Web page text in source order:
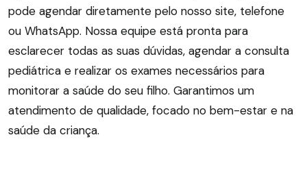
pode agendar diretamente pelo nosso site, telefone
ou WhatsApp. Nossa equipe está pronta para
esclarecer todas as suas dúvidas, agendar a consulta
pediátrica e realizar os exames necessários para
monitorar a saúde do seu filho. Garantimos um
atendimento de qualidade, focado no bem-estar e na
saúde da criança.